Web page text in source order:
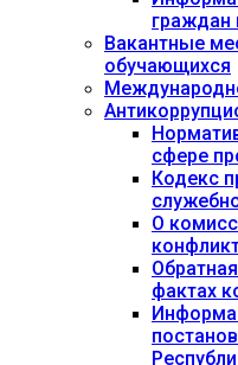
Вакантные
обучающихся
сфере
Кодекс
О
фактах